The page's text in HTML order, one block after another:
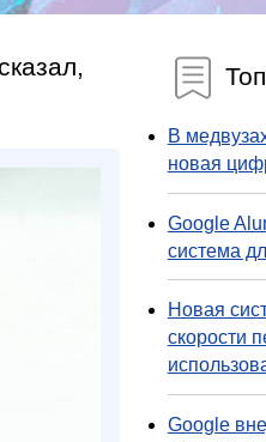
В
новая
Google
система
Новая
скорости
Google